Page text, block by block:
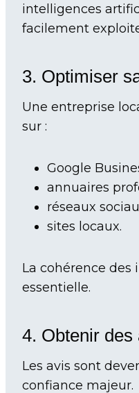
intelligences
facilement
3. Optimiser
Une entreprise
sur :
Google
annuaires
réseaux
sites locaux.
La cohérence des
essentielle.
4. Obtenir des
Les avis sont
confiance majeur.